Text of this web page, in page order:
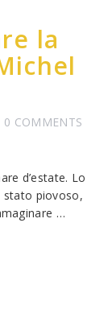
la
0 COMMENTS
d’estate. Lo
stato piovoso,
…